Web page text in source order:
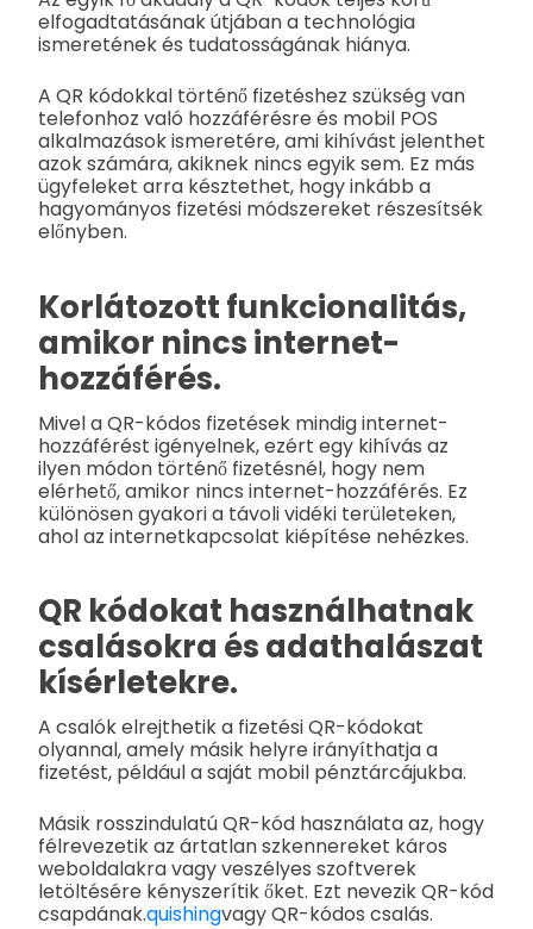
elfogadtatásának útjában a technológia
ismeretének és tudatosságának hiánya.
A QR kódokkal történő fizetéshez szükség van
telefonhoz való hozzáférésre és mobil POS
alkalmazások ismeretére, ami kihívást jelenthet
azok számára, akiknek nincs egyik sem. Ez más
ügyfeleket arra késztethet, hogy inkább a
hagyományos fizetési módszereket részesítsék
előnyben.
Korlátozott funkcionalitás,
amikor nincs internet-
hozzáférés.
Mivel a QR-kódos fizetések mindig internet-
hozzáférést igényelnek, ezért egy kihívás az
ilyen módon történő fizetésnél, hogy nem
elérhető, amikor nincs internet-hozzáférés. Ez
különösen gyakori a távoli vidéki területeken,
ahol az internetkapcsolat kiépítése nehézkes.
QR kódokat használhatnak
csalásokra és adathalászat
kísérletekre.
A csalók elrejthetik a fizetési QR-kódokat
olyannal, amely másik helyre irányíthatja a
fizetést, például a saját mobil pénztárcájukba.
Másik rosszindulatú QR-kód használata az, hogy
félrevezetik az ártatlan szkennereket káros
weboldalakra vagy veszélyes szoftverek
letöltésére kényszerítik őket. Ezt nevezik QR-kód
csapdának.quishingvagy QR-kódos csalás.